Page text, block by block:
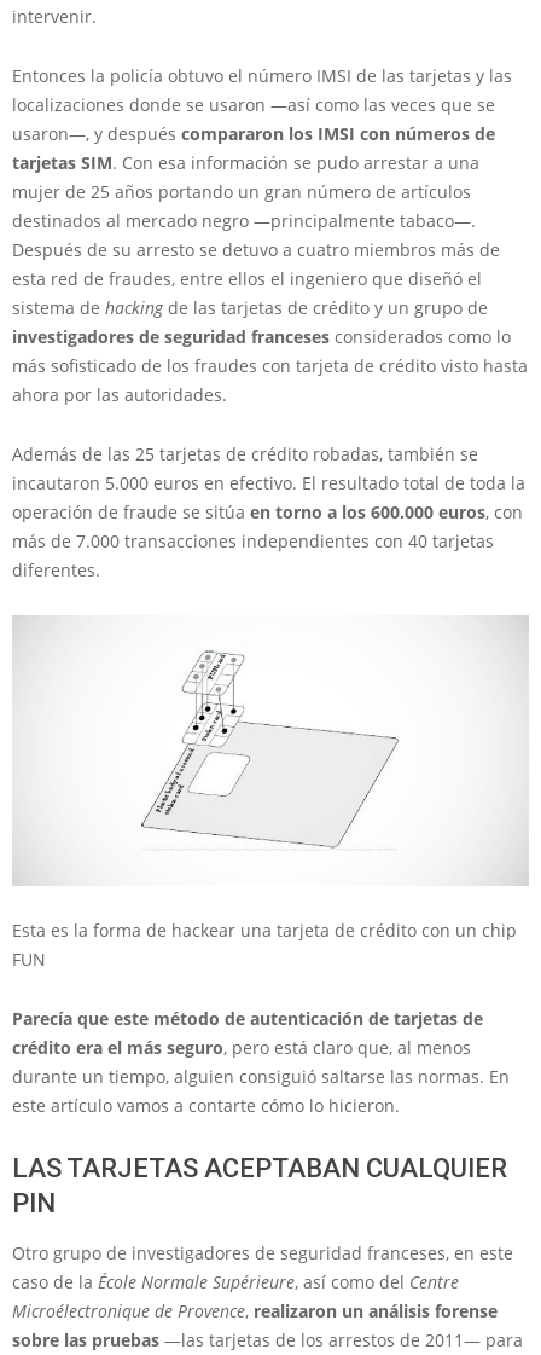
intervenir.
Entonces la policía obtuvo el número IMSI de las tarjetas y las
localizaciones donde se usaron —así como las veces que se
usaron—, y después compararon los IMSI con números de
tarjetas SIM. Con esa información se pudo arrestar a una
mujer de 25 años portando un gran número de artículos
destinados al mercado negro —principalmente tabaco—.
Después de su arresto se detuvo a cuatro miembros más de
esta red de fraudes, entre ellos el ingeniero que diseñó el
sistema de hackingde las tarjetas de crédito y un grupo de
investigadores de seguridad franceses considerados como lo
más sofisticado de los fraudes con tarjeta de crédito visto hasta
ahora por las autoridades.
Además de las 25 tarjetas de crédito robadas, también se
incautaron 5.000 euros en efectivo. El resultado total de toda la
operación de fraude se sitúa en torno a los 600.000 euros, con
más de 7.000 transacciones independientes con 40 tarjetas
diferentes.
Esta es la forma de hackear una tarjeta de crédito con un chip
FUN
Parecía que este método de autenticación de tarjetas de
crédito era el más seguro, pero está claro que, al menos
durante un tiempo, alguien consiguió saltarse las normas. En
este artículo vamos a contarte cómo lo hicieron.
LAS TARJETAS ACEPTABAN CUALQUIER
PIN
Otro grupo de investigadores de seguridad franceses, en este
caso de la École Normale Supérieure, así como del Centre
Microélectronique de Provence, realizaron un análisis forense
sobre las pruebas —las tarjetas de los arrestos de 2011— para